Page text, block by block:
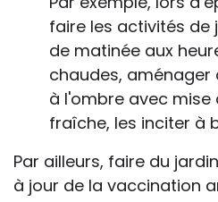
faire les activités de
de matinée aux
chaudes, aménager
à l'ombre avec
fraîche, les inciter à
Par ailleurs, faire du
à jour de la vaccination